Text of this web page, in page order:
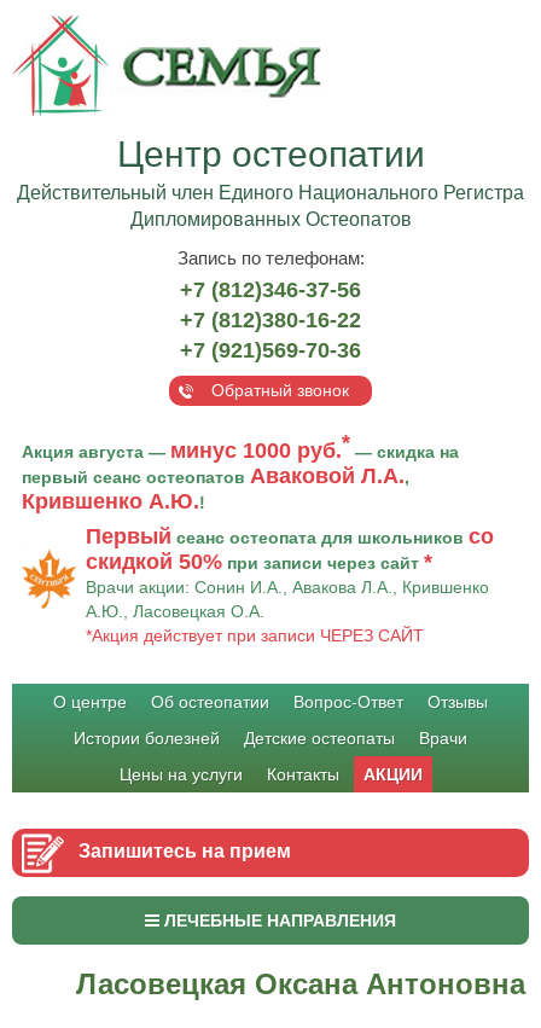
Центр остеопатии
Действительный член Единого Национального Регистра
Дипломированных Остеопатов
Запись по телефонам:
+7 (812)346-37-56
+7 (812)380-16-22
+7 (921)569-70-36
Обратный звонок
Акция августа — минус 1000 руб.* — скидка на
первый сеанс остеопатов Аваковой Л.А.,
Крившенко А.Ю.!
Первый сеанс остеопата для школьников со
скидкой 50% при записи через сайт *
Врачи акции: Сонин И.А., Авакова Л.А., Крившенко
А.Ю., Ласовецкая О.А.
*Акция действует при записи ЧЕРЕЗ САЙТ
О центре Об остеопатии Вопрос-Ответ
Отзывы
Истории болезней
Детские остеопаты
Врачи
Цены на услуги
Контакты АКЦИИ
Запишитесь на прием
ЛЕЧЕБНЫЕ НАПРАВЛЕНИЯ
Ласовецкая Оксана Антоновна